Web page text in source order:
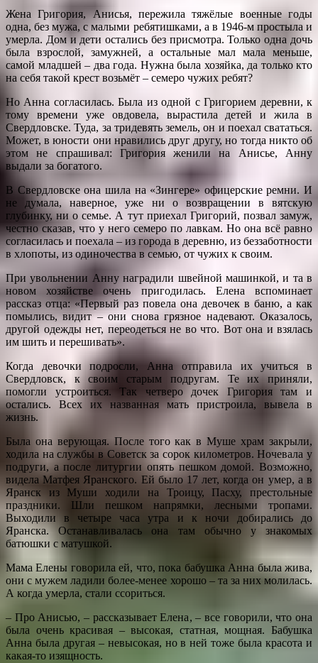
Жена Григория, Анисья, пережила тяжёлые военные годы
одна, без мужа, с малыми ребятишками, а в 1946-м простыла и
умерла. Дом и дети остались без присмотра. Только одна дочь
была взрослой, замужней, а остальные мал мала меньше,
самой младшей – два года. Нужна была хозяйка, да только кто
на себя такой крест возьмёт – семеро чужих ребят?
Но Анна согласилась. Была из одной с Григорием деревни, к
тому времени уже овдовела, вырастила детей и жила в
Свердловске. Туда, за тридевять земель, он и поехал свататься.
Может, в юности они нравились друг другу, но тогда никто об
этом не спрашивал: Григория женили на Анисье, Анну
выдали за богатого.
В Свердловске она шила на «Зингере» офицерские ремни. И
не думала, наверное, уже ни о возвращении в вятскую
глубинку, ни о семье. А тут приехал Григорий, позвал замуж,
честно сказав, что у него семеро по лавкам. Но она всё равно
согласилась и поехала – из города в деревню, из беззаботности
в хлопоты, из одиночества в семью, от чужих к своим.
При увольнении Анну наградили швейной машинкой, и та в
новом хозяйстве очень пригодилась. Елена вспоминает
рассказ отца: «Первый раз повела она девочек в баню, а как
помылись, видит – они снова грязное надевают. Оказалось,
другой одежды нет, переодеться не во что. Вот она и взялась
им шить и перешивать».
Когда девочки подросли, Анна отправила их учиться в
Свердловск, к своим старым подругам. Те их приняли,
помогли устроиться. Так четверо дочек Григория там и
остались. Всех их названная мать пристроила, вывела в
жизнь.
Была она верующая. После того как в Муше храм закрыли,
ходила на службы в Советск за сорок километров. Ночевала у
подруги, а после литургии опять пешком домой. Возможно,
видела Матфея Яранского. Ей было 17 лет, когда он умер, а в
Яранск из Муши ходили на Троицу, Пасху, престольные
праздники. Шли пешком напрямки, лесными тропами.
Выходили в четыре часа утра и к ночи добирались до
Яранска. Останавливалась она там обычно у знакомых
батюшки с матушкой.
Мама Елены говорила ей, что, пока бабушка Анна была жива,
они с мужем ладили более-менее хорошо – та за них молилась.
А когда умерла, стали ссориться.
– Про Анисью, – рассказывает Елена, – все говорили, что она
была очень красивая – высокая, статная, мощная. Бабушка
Анна была другая – невысокая, но в ней тоже была красота и
какая-то изящность.